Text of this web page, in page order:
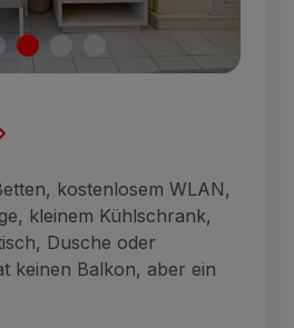
kostenlosem WLAN,
kleinem Kühlschrank,
Dusche oder
keinen Balkon, aber ein